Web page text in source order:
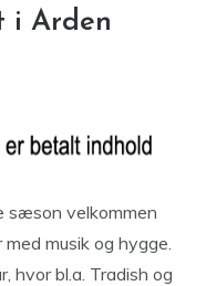
i Arden
sæson velkommen
musik og hygge.
hvor bl.a. Tradish og